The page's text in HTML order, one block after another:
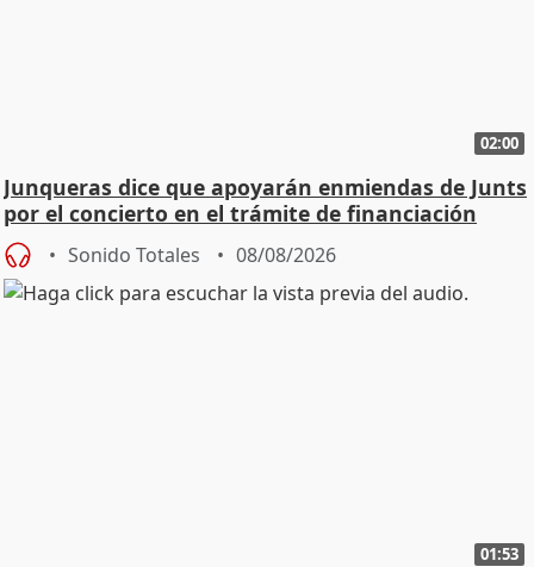
02:00
Junqueras dice que apoyarán enmiendas de Junts
por el concierto en el trámite de financiación
Sonido Totales 08/08/2026
01:53